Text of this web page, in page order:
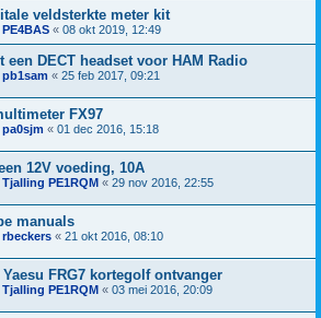
veldsterkte meter kit
PE4BAS « 08 okt 2019, 12:49
een DECT headset voor HAM Radio
pb1sam « 25 feb 2017, 09:21
FX97
pa0sjm « 01 dec 2016, 15:18
12V voeding, 10A
Tjalling PE1RQM « 29 nov 2016, 22:55
manuals
rbeckers « 21 okt 2016, 08:10
FRG7 kortegolf ontvanger
Tjalling PE1RQM « 03 mei 2016, 20:09